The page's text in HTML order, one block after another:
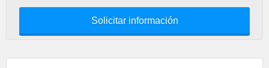
Solicitar información